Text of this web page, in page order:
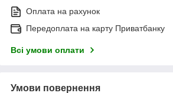
Оплата на рахунок
Передоплата на карту Приватбанку
Всі умови оплати
Умови повернення